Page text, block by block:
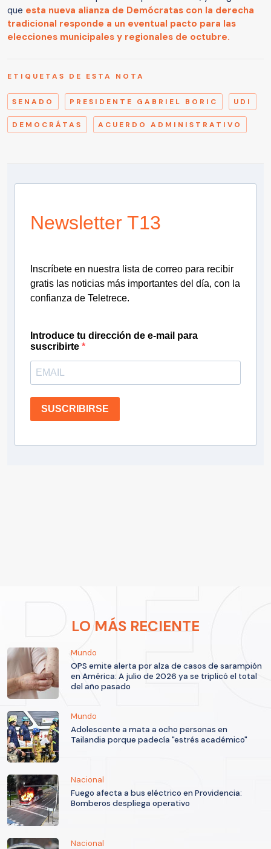
que esta nueva alianza de Demócratas con la derecha
tradicional responde a un eventual pacto para las
elecciones municipales y regionales de octubre.
ETIQUETAS DE ESTA NOTA
SENADO PRESIDENTE GABRIEL BORIC UDI
DEMOCRÁTAS ACUERDO ADMINISTRATIVO
Newsletter T13
Inscríbete en nuestra lista de correo para recibir
gratis las noticias más importantes del día, con la
confianza de Teletrece.
Introduce tu dirección de e-mail para
suscribirte
SUSCRIBIRSE
LO MÁS RECIENTE
Mundo
OPS emite alerta por alza de casos de sarampión
en América: A julio de 2026 ya se triplicó el total
del año pasado
Mundo
Adolescente a mata a ocho personas en
Tailandia porque padecía "estrés académico"
Nacional
Fuego afecta a bus eléctrico en Providencia:
Bomberos despliega operativo
Nacional